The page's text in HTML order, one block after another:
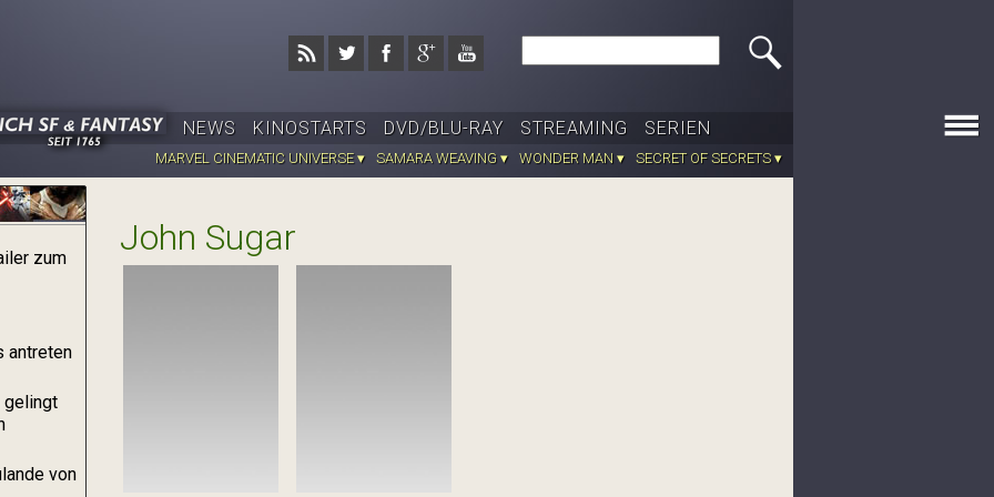
NEWS KINOSTARTS DVD/BLU-RAY STREAMING SERIEN
MARVEL CINEMATIC UNIVERSE ▾ SAMARA WEAVING ▾ WONDER MAN ▾ SECRET OF SECRETS ▾
John Sugar
zum
antreten
gelingt
von